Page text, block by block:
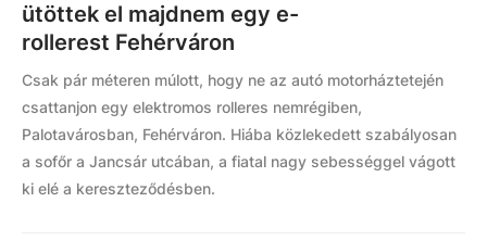
ütöttek el majdnem egy e-
rollerest Fehérváron
Csak pár méteren múlott, hogy ne az autó motorháztetején
csattanjon egy elektromos rolleres nemrégiben,
Palotavárosban, Fehérváron. Hiába közlekedett szabályosan
a sofőr a Jancsár utcában, a fiatal nagy sebességgel vágott
ki elé a kereszteződésben.